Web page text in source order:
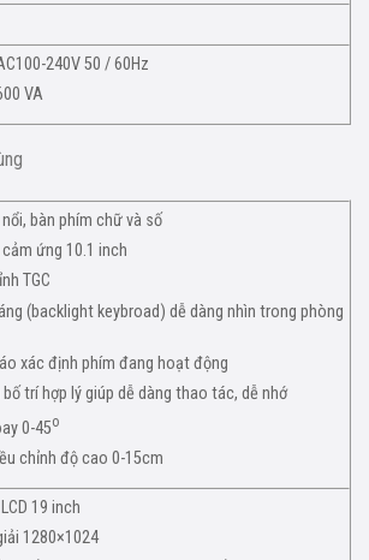
240V 50 / 60Hz
VA
nổi, bàn phím chữ và số
cảm ứng 10.1 inch
TGC
(backlight keybroad) dễ dàng nhìn trong phòng
xác định phím đang hoạt động
bố trí hợp lý giúp dễ dàng thao tác, dễ nhớ
0-45o
chỉnh độ cao 0-15cm
19 inch
1280×1024